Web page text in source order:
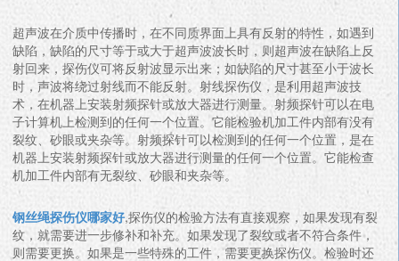
超声波在介质中传播时，在不同质界面上具有反射的特性，如遇到
缺陷，缺陷的尺寸等于或大于超声波波长时，则超声波在缺陷上反
射回来，探伤仪可将反射波显示出来；如缺陷的尺寸甚至小于波长
时，声波将绕过射线而不能反射。射线探伤仪，是利用超声波技
术，在机器上安装射频探针或放大器进行测量。射频探针可以在电
子计算机上检测到的任何一个位置。它能检验机加工件内部有没有
裂纹、砂眼或夹杂等。射频探针可以检测到的任何一个位置，是在
机器上安装射频探针或放大器进行测量的任何一个位置。它能检查
机加工件内部有无裂纹、砂眼和夹杂等。
钢丝绳探伤仪哪家好,探伤仪的检验方法有直接观察，如果发现有裂
纹，就需要进一步修补和补充。如果发现了裂纹或者不符合条件，
则需要更换。如果是一些特殊的工件，需要更换探伤仪。检验时还